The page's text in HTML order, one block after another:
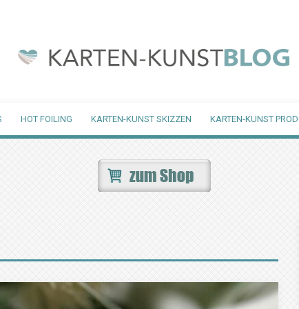
HOT FOILING KARTEN-KUNST SKIZZEN KARTEN-KUNST